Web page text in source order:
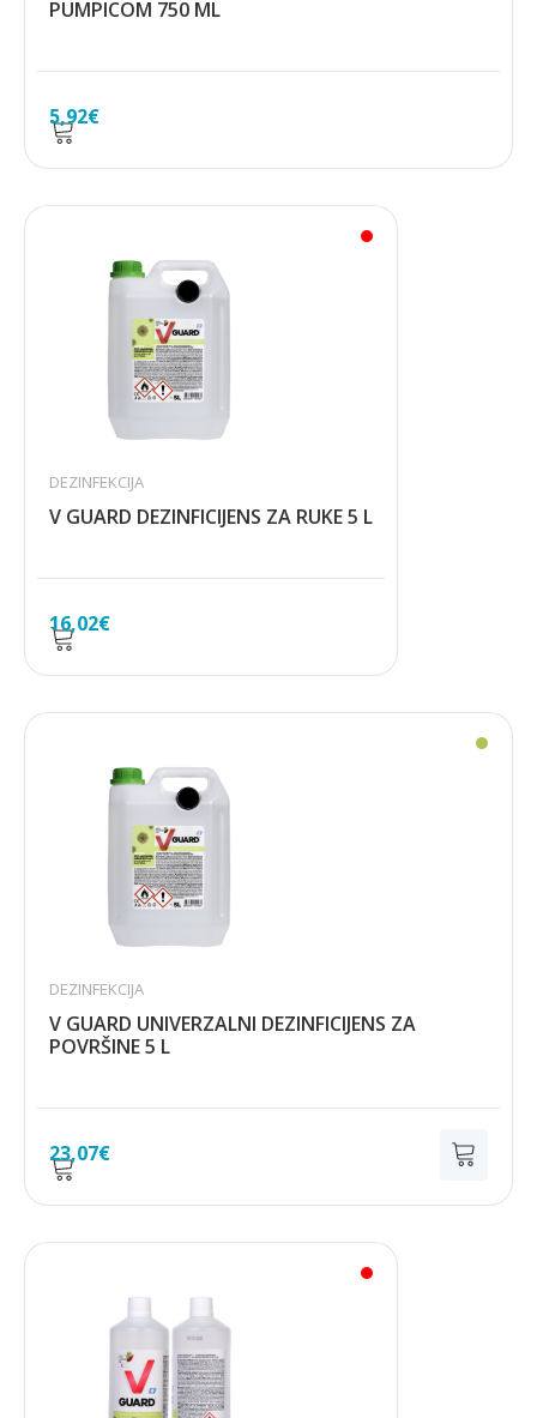
5,92€
PUMPICOM 750 ML
16,02€
DEZINFEKCIJA
V GUARD DEZINFICIJENS ZA RUKE 5 L
23,07€
DEZINFEKCIJA
V GUARD UNIVERZALNI DEZINFICIJENS ZA
POVRŠINE 5 L